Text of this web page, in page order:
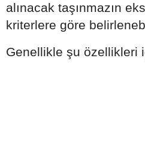
alınacak taşınmazın
kriterlere göre
Genellikle şu özellikleri